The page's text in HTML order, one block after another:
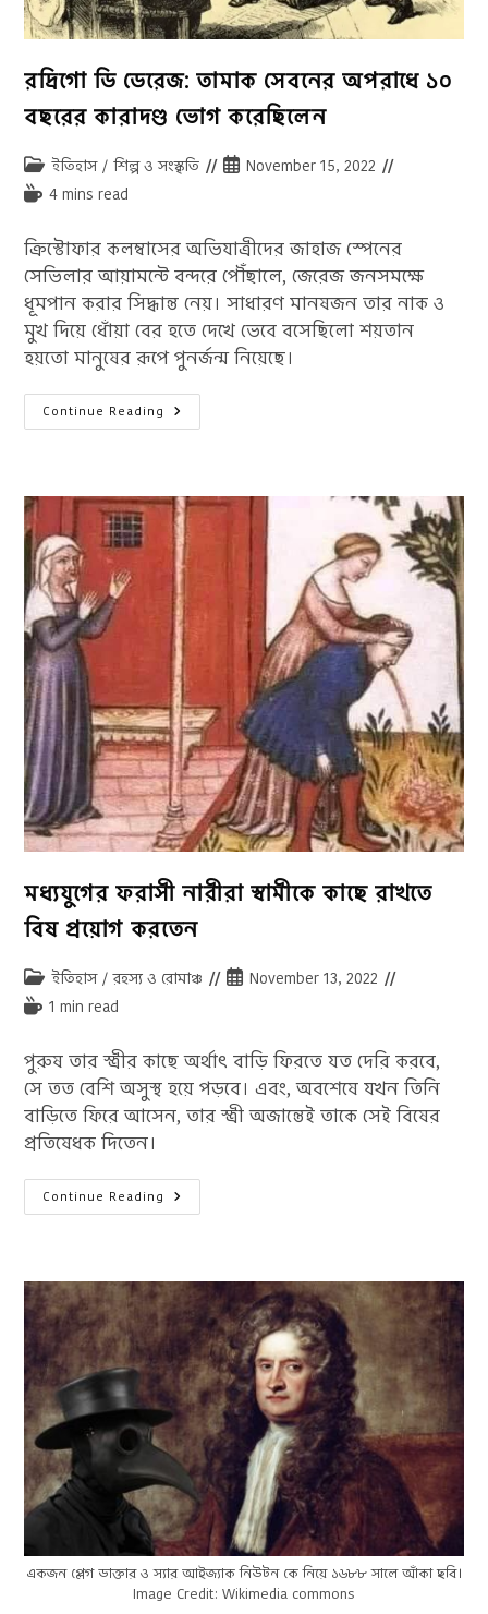
রদ্রিগো ডি ডেরেজ: তামাক সেবনের অপরাধে ১০
বছরের কারাদণ্ড ভোগ করেছিলেন
Post
category:
ইতিহাস / শিল্প ও সংস্কৃতি
PostNovember 15, 2022
Reading4 mins read
ক্রিস্টোফার কলম্বাসের অভিযাত্রীদের জাহাজ স্পেনের
সেভিলার আয়ামন্টে বন্দরে পৌঁছালে, জেরেজ জনসমক্ষে
ধূমপান করার সিদ্ধান্ত নেয়। সাধারণ মানষজন তার নাক ও
মুখ দিয়ে ধোঁয়া বের হতে দেখে ভেবে বসেছিলো শয়তান
হয়তো মানুষের রূপে পুনর্জন্ম নিয়েছে।
Continue Reading রদ্রিগো
ডি
১০
বছরের
কারাদণ্ড
ভোগ
করেছিলেন
মধ্যযুগের ফরাসী নারীরা স্বামীকে কাছে রাখতে
বিষ প্রয়োগ করতেন
Post
category:
ইতিহাস / রহস্য ও রোমাঞ্চ
PostNovember 13, 2022
Reading1 min read
পুরুষ তার স্ত্রীর কাছে অর্থাৎ বাড়ি ফিরতে যত দেরি করবে,
সে তত বেশি অসুস্থ হয়ে পড়বে। এবং, অবশেষে যখন তিনি
বাড়িতে ফিরে আসেন, তার স্ত্রী অজান্তেই তাকে সেই বিষের
প্রতিষেধক দিতেন।
Continue Reading মধ্যযুগের
ফরাসী
বিষ
প্রয়োগ
করতেন
একজন প্লেগ ডাক্তার ও স্যার আইজ্যাক নিউটন কে নিয়ে ১৬৮৮ সালে আঁকা ছবি।
Image Credit: Wikimedia commons